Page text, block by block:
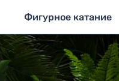
Фигурное катание